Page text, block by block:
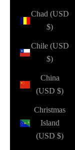
Chad (USD
$)
Chile (USD
$)
China
(USD $)
Christmas
Island
(USD $)